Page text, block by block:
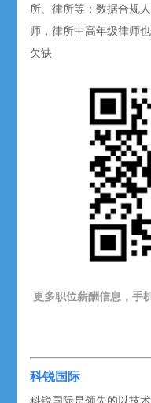
所、律所等；数据合规
师，律所中高年级律师
欠缺
更多职位薪酬信息，手
科锐国际
科锐国际是领先的以技